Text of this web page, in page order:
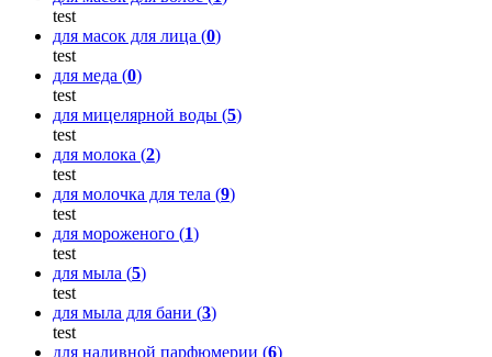
test
для масок для лица (0)
test
для меда (0)
test
для мицелярной воды (5)
test
для молока (2)
test
для молочка для тела (9)
test
для мороженого (1)
test
для мыла (5)
test
для мыла для бани (3)
test
для наливной парфюмерии (6)